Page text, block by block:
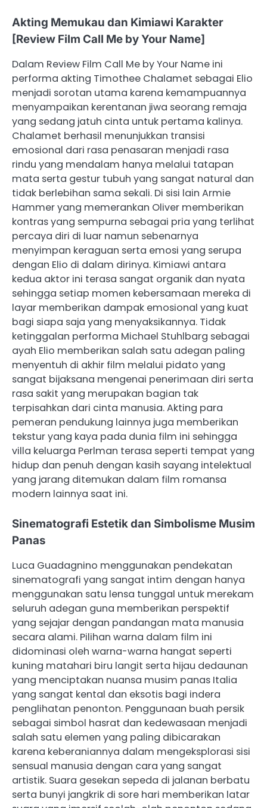
Akting Memukau dan Kimiawi Karakter
[Review Film Call Me by Your Name]
Dalam Review Film Call Me by Your Name ini
performa akting Timothee Chalamet sebagai Elio
menjadi sorotan utama karena kemampuannya
menyampaikan kerentanan jiwa seorang remaja
yang sedang jatuh cinta untuk pertama kalinya.
Chalamet berhasil menunjukkan transisi
emosional dari rasa penasaran menjadi rasa
rindu yang mendalam hanya melalui tatapan
mata serta gestur tubuh yang sangat natural dan
tidak berlebihan sama sekali. Di sisi lain Armie
Hammer yang memerankan Oliver memberikan
kontras yang sempurna sebagai pria yang terlihat
percaya diri di luar namun sebenarnya
menyimpan keraguan serta emosi yang serupa
dengan Elio di dalam dirinya. Kimiawi antara
kedua aktor ini terasa sangat organik dan nyata
sehingga setiap momen kebersamaan mereka di
layar memberikan dampak emosional yang kuat
bagi siapa saja yang menyaksikannya. Tidak
ketinggalan performa Michael Stuhlbarg sebagai
ayah Elio memberikan salah satu adegan paling
menyentuh di akhir film melalui pidato yang
sangat bijaksana mengenai penerimaan diri serta
rasa sakit yang merupakan bagian tak
terpisahkan dari cinta manusia. Akting para
pemeran pendukung lainnya juga memberikan
tekstur yang kaya pada dunia film ini sehingga
villa keluarga Perlman terasa seperti tempat yang
hidup dan penuh dengan kasih sayang intelektual
yang jarang ditemukan dalam film romansa
modern lainnya saat ini.
Sinematografi Estetik dan Simbolisme Musim
Panas
Luca Guadagnino menggunakan pendekatan
sinematografi yang sangat intim dengan hanya
menggunakan satu lensa tunggal untuk merekam
seluruh adegan guna memberikan perspektif
yang sejajar dengan pandangan mata manusia
secara alami. Pilihan warna dalam film ini
didominasi oleh warna-warna hangat seperti
kuning matahari biru langit serta hijau dedaunan
yang menciptakan nuansa musim panas Italia
yang sangat kental dan eksotis bagi indera
penglihatan penonton. Penggunaan buah persik
sebagai simbol hasrat dan kedewasaan menjadi
salah satu elemen yang paling dibicarakan
karena keberaniannya dalam mengeksplorasi sisi
sensual manusia dengan cara yang sangat
artistik. Suara gesekan sepeda di jalanan berbatu
serta bunyi jangkrik di sore hari memberikan latar